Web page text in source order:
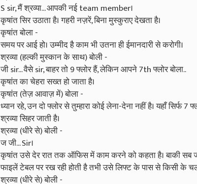
S sir, मैं श्रव्या... आपकी नई team member।
कृषांत सिर उठाता है। गहरी नज़रें, बिना मुस्कुराए देखता है।
कृषांत बोला -
समय पर आई हो। उम्मीद है काम भी उतना ही ईमानदारी से करोगी।
श्रव्या (हल्की मुस्कान के साथ) बोली -
जी sir... वैसे sir, बाहर तो 9 फ्लोर हैं, लेकिन आपने 7th फ्लोर बोला..
कृषांत का चेहरा सख्त हो जाता है।
कृषांत (तेज़ आवाज़ में) बोला -
ध्यान रहे, उन दो फ्लोर से तुम्हारा कोई लेना-देना नहीं है। यहाँ सिर्फ 7
श्रव्या सिहर जाती है।
श्रव्या (धीरे से) बोली -
ज जी... Sir।
कृषांत उसे देर रात तक ऑफिस में काम करने को कहता है। बाकी सब
फाइलें टेबल पर रख रही होती है तभी उसे लिफ्ट के पास से किसी के
श्रव्या (धीरे से) बोली -